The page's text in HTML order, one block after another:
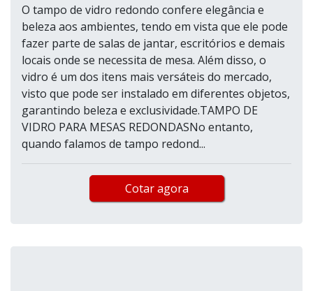
O tampo de vidro redondo confere elegância e
beleza aos ambientes, tendo em vista que ele pode
fazer parte de salas de jantar, escritórios e demais
locais onde se necessita de mesa. Além disso, o
vidro é um dos itens mais versáteis do mercado,
visto que pode ser instalado em diferentes objetos,
garantindo beleza e exclusividade.TAMPO DE
VIDRO PARA MESAS REDONDASNo entanto,
quando falamos de tampo redond...
Cotar agora